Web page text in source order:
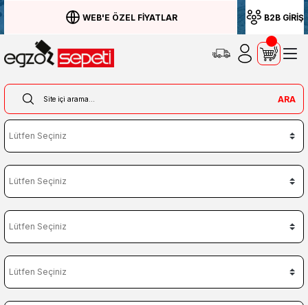
WEB'E ÖZEL FİYATLAR B2B GİRİŞ
ARA